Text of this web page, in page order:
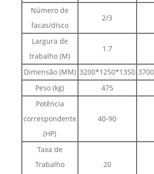
Número de
facas/disco
2/3
Largura de
trabalho (M)
1.7
Dimensão (MM) 3200*1250*1350
Peso (kg)
475
Potência
correspondente
(HP)
40-90
Taxa de
Trabalho
20